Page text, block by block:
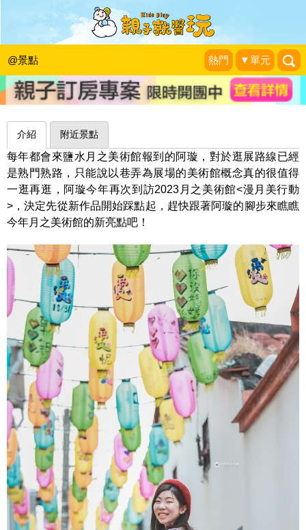
@景點 熱門 ▼單元
【漫月美行動〈愛呀〉@鹽水月之美術
館】 2023/12/16~2024/03/03
城市少女阿璇|2023-12-20
介紹 附近景點
每年都會來鹽水月之美術館報到的阿璇，對於逛展路線已經
是熟門熟路，只能說以巷弄為展場的美術館概念真的很值得
一逛再逛，阿璇今年再次到訪2023月之美術館<漫月美行動
>，決定先從新作品開始踩點起，趕快跟著阿璇的腳步來瞧瞧
今年月之美術館的新亮點吧！